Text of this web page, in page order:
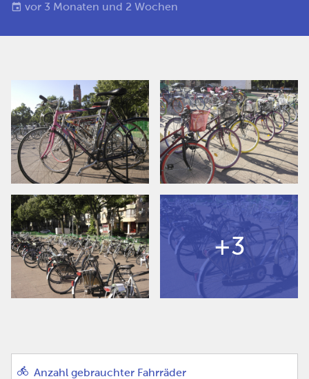
vor 3 Monaten und 2 Wochen
+3
Anzahl gebrauchter Fahrräder